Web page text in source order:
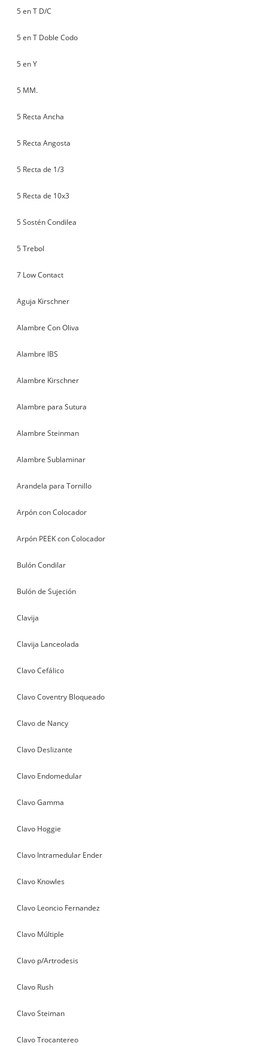
5 en T D/C
5 en T Doble Codo
5 en Y
5 MM.
5 Recta Ancha
5 Recta Angosta
5 Recta de 1/3
5 Recta de 10x3
5 Sostén Condilea
5 Trebol
7 Low Contact
Aguja Kirschner
Alambre Con Oliva
Alambre IBS
Alambre Kirschner
Alambre para Sutura
Alambre Steinman
Alambre Sublaminar
Arandela para Tornillo
Arpón con Colocador
Arpón PEEK con Colocador
Bulón Condilar
Bulón de Sujeción
Clavija
Clavija Lanceolada
Clavo Cefálico
Clavo Coventry Bloqueado
Clavo de Nancy
Clavo Deslizante
Clavo Endomedular
Clavo Gamma
Clavo Hoggie
Clavo Intramedular Ender
Clavo Knowles
Clavo Leoncio Fernandez
Clavo Múltiple
Clavo p/Artrodesis
Clavo Rush
Clavo Steiman
Clavo Trocantereo